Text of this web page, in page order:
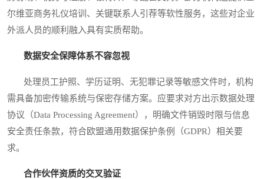
尔维亚商务礼仪培训、关键联系人引荐等软性服务，这些对企业
外派人员的顺利融入具有实质帮助。
数据安全保障体系不容忽视
处理员工护照、学历证明、无犯罪记录等敏感文件时，机构
需具备加密传输系统与保密存储方案。应要求对方出示数据处理
协议（Data Processing Agreement），明确文件销毁时限与信息
安全责任条款，符合欧盟通用数据保护条例（GDPR）相关要
求。
合作伙伴资质的交叉验证